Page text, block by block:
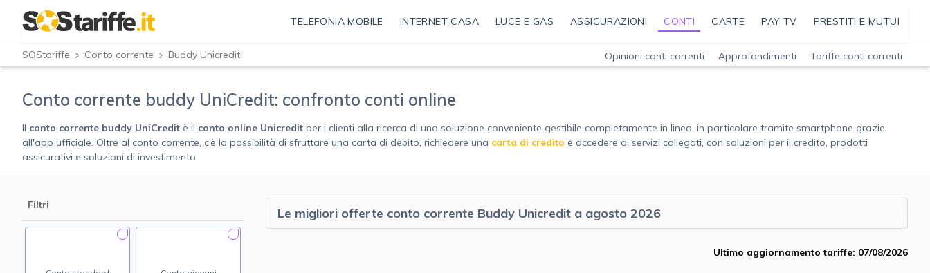
TELEFONIA MOBILE INTERNET CASA LUCE E GAS ASSICURAZIONI CONTI CARTE PAY TV PRESTITI E MUTUI
SOStariffe Conto corrente Buddy Unicredit Opinioni conti correnti Approfondimenti Tariffe conti correnti
Conto corrente buddy UniCredit: confronto conti online
Il conto corrente buddy UniCredit è il conto online Unicredit per i clienti alla ricerca di una soluzione conveniente gestibile completamente in linea, in particolare tramite smartphone grazie
all'app ufficiale. Oltre al conto corrente, c’è la possibilità di sfruttare una carta di debito, richiedere una carta di credito e accedere ai servizi collegati, con soluzioni per il credito, prodotti
assicurativi e soluzioni di investimento.
Filtri
Le migliori offerte conto corrente Buddy Unicredit a agosto 2026
Ultimo aggiornamento tariffe: 07/08/2026